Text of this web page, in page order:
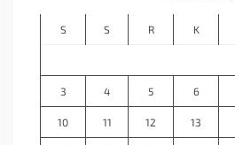
S S R K
3 4 5 6
10 11 12 13